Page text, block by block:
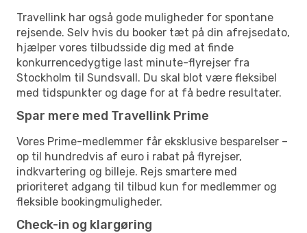
Travellink har også gode muligheder for spontane
rejsende. Selv hvis du booker tæt på din afrejsedato,
hjælper vores tilbudsside dig med at finde
konkurrencedygtige last minute-flyrejser fra
Stockholm til Sundsvall. Du skal blot være fleksibel
med tidspunkter og dage for at få bedre resultater.
Spar mere med Travellink Prime
Vores Prime-medlemmer får eksklusive besparelser –
op til hundredvis af euro i rabat på flyrejser,
indkvartering og billeje. Rejs smartere med
prioriteret adgang til tilbud kun for medlemmer og
fleksible bookingmuligheder.
Check-in og klargøring